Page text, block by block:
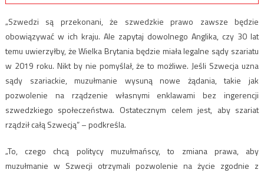
„Szwedzi są przekonani, że szwedzkie prawo zawsze będzie
obowiązywać w ich kraju. Ale zapytaj dowolnego Anglika, czy 30 lat
temu uwierzyłby, że Wielka Brytania będzie miała legalne sądy szariatu
w 2019 roku. Nikt by nie pomyślał, że to możliwe. Jeśli Szwecja uzna
sądy szariackie, muzułmanie wysuną nowe żądania, takie jak
pozwolenie na rządzenie własnymi enklawami bez ingerencji
szwedzkiego społeczeństwa. Ostatecznym celem jest, aby szariat
rządził całą Szwecją” – podkreśla.
„To, czego chcą politycy muzułmańscy, to zmiana prawa, aby
muzułmanie w Szwecji otrzymali pozwolenie na życie zgodnie z